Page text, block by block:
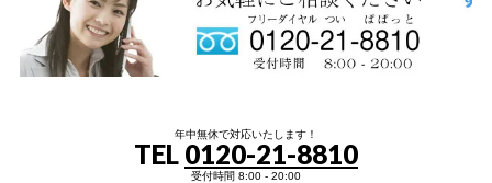
年中無休で対応いたします！
TEL 0120-21-8810
受付時間 8:00 - 20:00